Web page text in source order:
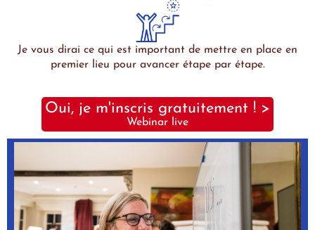
Je vous dirai ce qui est important de mettre en place en
premier lieu pour avancer étape par étape.
Oui, je m'inscris gratuitement ! >
Webinar live